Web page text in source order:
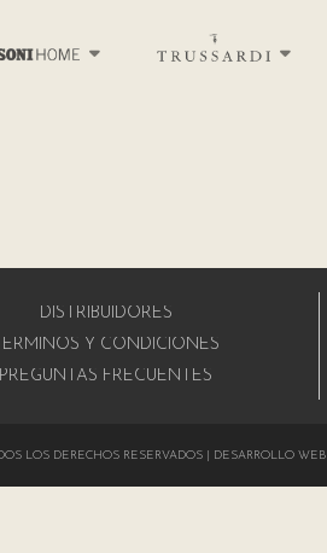
DISTRIBUIDORES
Y CONDICIONES
PREGUNTAS FRECUENTES
LOS DERECHOS RESERVADOS | DESARROLLO WEB